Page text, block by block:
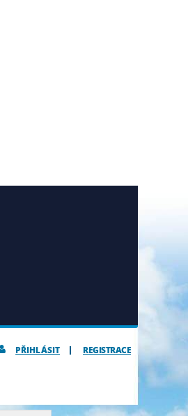
REGISTRACE
PŘIHLÁSIT